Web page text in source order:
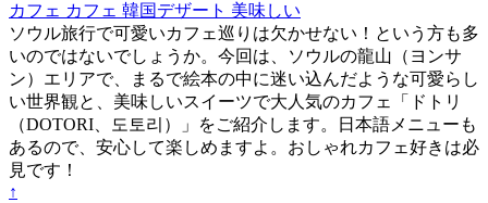
カフェ カフェ 韓国デザート 美味しい
ソウル旅行で可愛いカフェ巡りは欠かせない！という方も多
いのではないでしょうか。今回は、ソウルの龍山（ヨンサ
ン）エリアで、まるで絵本の中に迷い込んだような可愛らし
い世界観と、美味しいスイーツで大人気のカフェ「ドトリ
（DOTORI、도토리）」をご紹介します。日本語メニューも
あるので、安心して楽しめますよ。おしゃれカフェ好きは必
見です！
↑